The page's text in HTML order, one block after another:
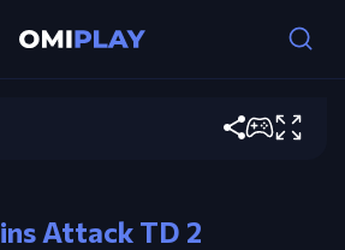
Attack TD 2
波。
Attack TD 2